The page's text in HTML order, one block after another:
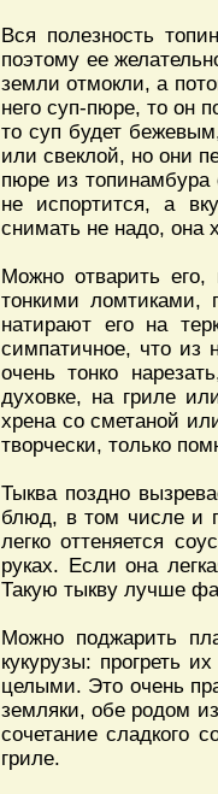
Вся полезность
поэтому ее
земли отмокли, а
него суп-пюре, то он
то суп будет
или свеклой, но они
пюре из
не испортится, а
снимать не надо, она
Можно отварить его,
тонкими ломтиками,
натирают его на
симпатичное, что из
очень тонко
духовке, на гриле
хрена со сметаной
творчески, только
Тыква поздно
блюд, в том числе и
легко оттеняется
руках. Если она
Такую тыкву лучше
Можно поджарить
кукурузы: прогреть
целыми. Это очень
земляки, обе родом
сочетание сладкого
гриле.